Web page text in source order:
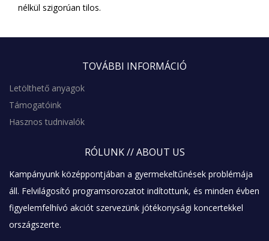
nélkül szigorúan tilos.
TOVÁBBI INFORMÁCIÓ
Letölthető anyagok
Támogatóink
Hasznos tudnivalók
RÓLUNK// ABOUT US
Kampányunk középpontjában a gyermekeltűnések problémája
áll. Felvilágosító programsorozatot indítottunk, és minden évben
figyelemfelhívó akciót szervezünk jótékonysági koncertekkel
országszerte.